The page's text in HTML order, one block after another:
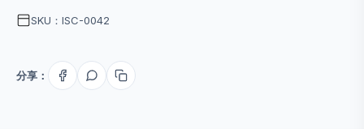
SKU：ISC-0042
分享：